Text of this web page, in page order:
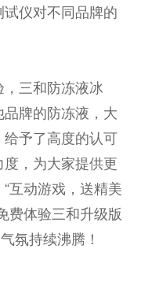
仪对不同品牌的
三和防冻液冰
牌的防冻液，大
予了高度的认可
，为大家提供更
互动游戏，送精美
费体验三和升级版
氛持续沸腾！